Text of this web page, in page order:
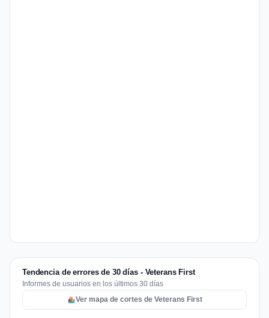
Tendencia de errores de 30 días - Veterans First
Informes de usuarios en los últimos 30 días
Ver mapa de cortes de Veterans First